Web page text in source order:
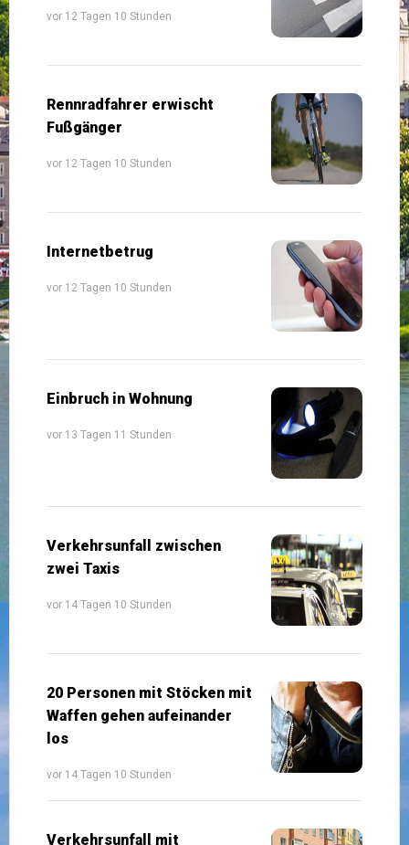
vor 12 Tagen 10 Stunden
Rennradfahrer erwischt
Fußgänger
vor 12 Tagen 10 Stunden
Internetbetrug
vor 12 Tagen 10 Stunden
Einbruch in Wohnung
vor 13 Tagen 11 Stunden
Verkehrsunfall zwischen
zwei Taxis
vor 14 Tagen 10 Stunden
20 Personen mit Stöcken mit
Waffen gehen aufeinander
los
vor 14 Tagen 10 Stunden
Verkehrsunfall mit